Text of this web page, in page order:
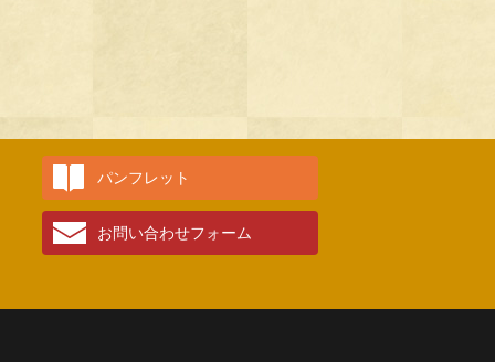
パンフレット
お問い合わせフォーム